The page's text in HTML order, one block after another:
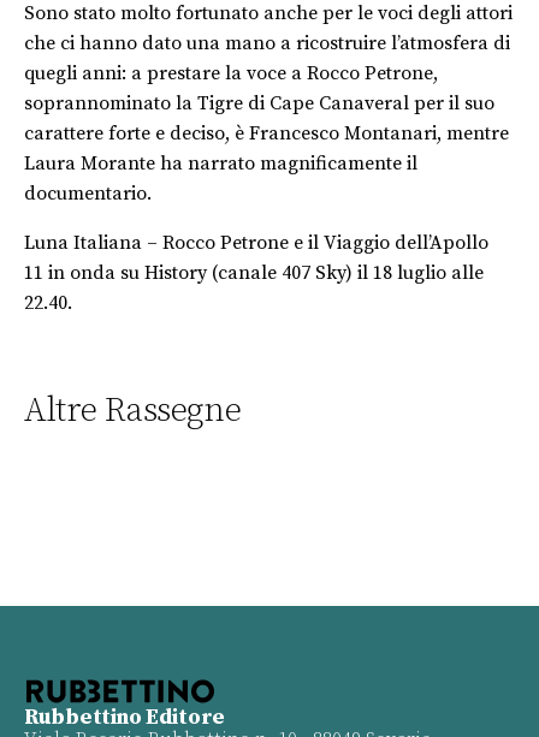
Sono stato molto fortunato anche per le voci degli attori
che ci hanno dato una mano a ricostruire l’atmosfera di
quegli anni: a prestare la voce a Rocco Petrone,
soprannominato la Tigre di Cape Canaveral per il suo
carattere forte e deciso, è Francesco Montanari, mentre
Laura Morante ha narrato magnificamente il
documentario.
Luna Italiana – Rocco Petrone e il Viaggio dell’Apollo
11 in onda su History (canale 407 Sky) il 18 luglio alle
22.40.
Altre Rassegne
Rubbettino Editore